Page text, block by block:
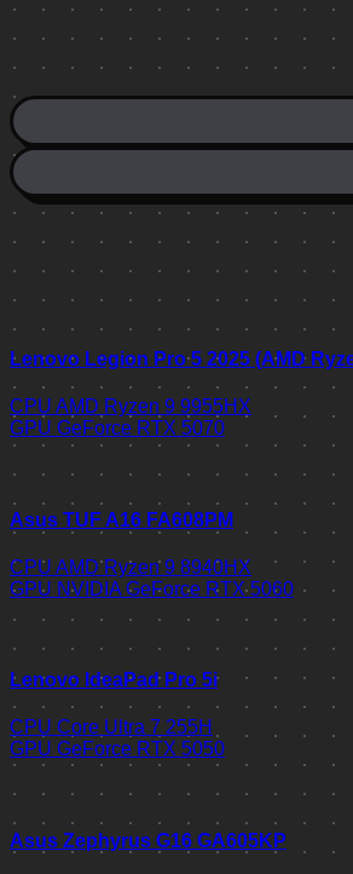
Lenovo Legion Pro 5 2025 (AMD
CPU AMD Ryzen 9 9955HX
GPU GeForce RTX 5070
Asus TUF A16 FA608PM
CPU AMD Ryzen 9 8940HX
GPU NVIDIA GeForce RTX 5060
Lenovo IdeaPad Pro 5i
CPU Core Ultra 7 255H
GPU GeForce RTX 5050
Asus Zephyrus G16 GA605KP